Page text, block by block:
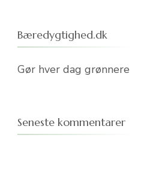
Bæredygtighed.dk
Gør hver dag grønnere
Seneste kommentarer